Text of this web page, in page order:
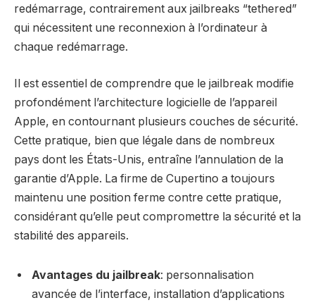
redémarrage, contrairement aux jailbreaks “tethered”
qui nécessitent une reconnexion à l’ordinateur à
chaque redémarrage.
Il est essentiel de comprendre que le jailbreak modifie
profondément l’architecture logicielle de l’appareil
Apple, en contournant plusieurs couches de sécurité.
Cette pratique, bien que légale dans de nombreux
pays dont les États-Unis, entraîne l’annulation de la
garantie d’Apple. La firme de Cupertino a toujours
maintenu une position ferme contre cette pratique,
considérant qu’elle peut compromettre la sécurité et la
stabilité des appareils.
Avantages du jailbreak: personnalisation
avancée de l’interface, installation d’applications